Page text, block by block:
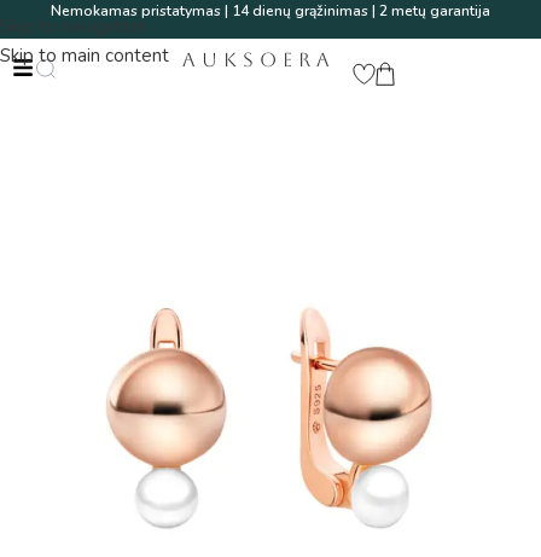
Skip to navigation
Skip to main content
Nemokamas pristatymas | 14 dienų grąžinimas | 2 metų garantija
AUKSOERA